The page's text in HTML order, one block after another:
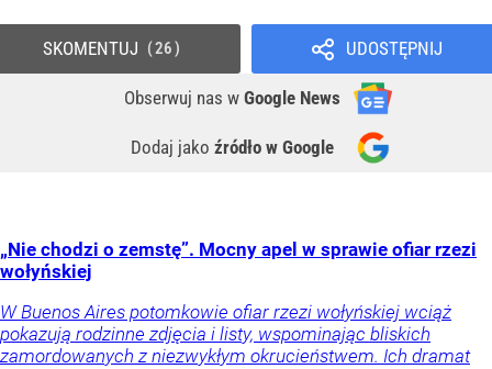
UDOSTĘPNIJ
Obserwuj nas w Google News
Dodaj jako źródło w Google
SKOMENTUJ 26
„Nie chodzi o zemstę”. Mocny apel w sprawie ofiar rzezi
wołyńskiej
W Buenos Aires potomkowie ofiar rzezi wołyńskiej wciąż
pokazują rodzinne zdjęcia i listy, wspominając bliskich
zamordowanych z niezwykłym okrucieństwem. Ich dramat